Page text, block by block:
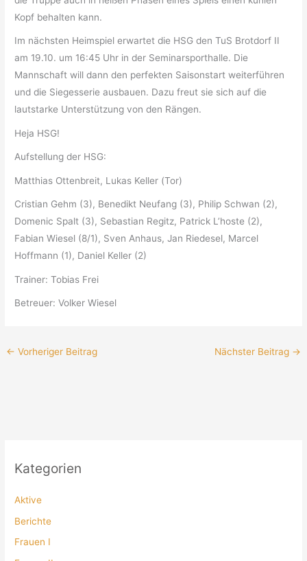
Kategorien
Aktive
Berichte
Frauen I
Kopf behalten kann.
Im nächsten Heimspiel erwartet die HSG den TuS Brotdorf II
am 19.10. um 16:45 Uhr in der Seminarsporthalle. Die
Mannschaft will dann den perfekten Saisonstart weiterführen
und die Siegesserie ausbauen. Dazu freut sie sich auf die
lautstarke Unterstützung von den Rängen.
Heja HSG!
Aufstellung der HSG:
Matthias Ottenbreit, Lukas Keller (Tor)
Cristian Gehm (3), Benedikt Neufang (3), Philip Schwan (2),
Domenic Spalt (3), Sebastian Regitz, Patrick L’hoste (2),
Fabian Wiesel (8/1), Sven Anhaus, Jan Riedesel, Marcel
Hoffmann (1), Daniel Keller (2)
Trainer: Tobias Frei
Betreuer: Volker Wiesel
← Vorheriger Beitrag Nächster Beitrag →